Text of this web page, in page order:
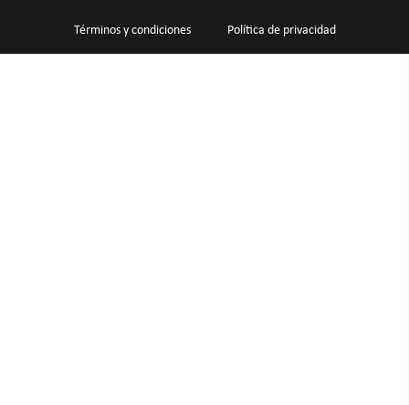
Términos y condiciones Política de privacidad